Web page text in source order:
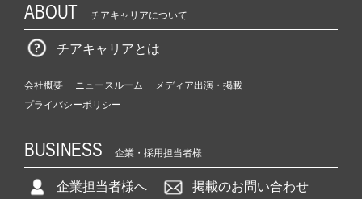
ABOUT チアキャリアについて
チアキャリアとは
会社概要 ニュースルーム
メディア出演・掲載
プライバシーポリシー
BUSINESS 企業・採用担当者様
企業担当者様へ 掲載のお問い合わせ